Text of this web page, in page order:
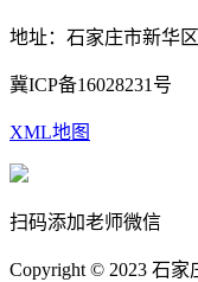
地址：石家庄市新华
冀ICP备16028231号
XML地图
扫码添加老师微信
Copyright © 2023 石家